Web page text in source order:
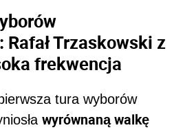
Trzaskowski z
frekwencja
tura wyborów
wyrównaną walkę